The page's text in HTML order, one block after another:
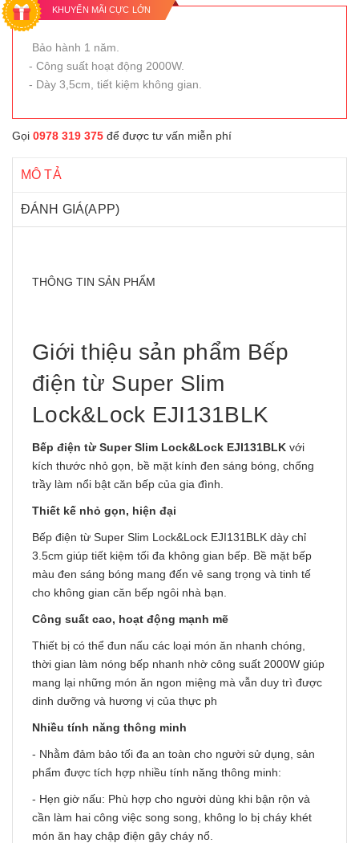
KHUYẾN MÃI CỰC LỚN
Bảo hành 1 năm.
- Công suất hoạt động 2000W.
- Dày 3,5cm, tiết kiệm không gian.
Gọi 0978 319 375 để được tư vấn miễn phí
MÔ TẢ
ĐÁNH GIÁ(APP)
THÔNG TIN SẢN PHẨM
Giới thiệu sản phẩm Bếp
điện từ Super Slim
Lock&Lock EJI131BLK
Bếp điện từ Super Slim Lock&Lock EJI131BLK với
kích thước nhỏ gọn, bề mặt kính đen sáng bóng, chống
trầy làm nổi bật căn bếp của gia đình.
Thiết kế nhỏ gọn, hiện đại
Bếp điện từ Super Slim Lock&Lock EJI131BLK dày chỉ
3.5cm giúp tiết kiệm tối đa không gian bếp. Bề mặt bếp
màu đen sáng bóng mang đến vẻ sang trọng và tinh tế
cho không gian căn bếp ngôi nhà bạn.
Công suất cao, hoạt động mạnh mẽ
Thiết bị có thể đun nấu các loại món ăn nhanh chóng,
thời gian làm nóng bếp nhanh nhờ công suất 2000W giúp
mang lại những món ăn ngon miệng mà vẫn duy trì được
dinh dưỡng và hương vị của thực ph
Nhiều tính năng thông minh
- Nhằm đảm bảo tối đa an toàn cho người sử dụng, sản
phẩm được tích hợp nhiều tính năng thông minh:
- Hẹn giờ nấu: Phù hợp cho người dùng khi bận rộn và
cần làm hai công việc song song, không lo bị cháy khét
món ăn hay chập điện gây cháy nổ.